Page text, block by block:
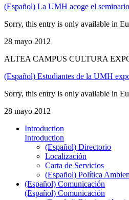
(Español) La UMH acoge el
Sorry, this entry is only available in
28 mayo 2012
ALTEA CAMPUS CULTURA
(Español) Estudiantes de la UMH
Sorry, this entry is only available in
28 mayo 2012
Introduction
Introduction
(Español) Directorio
Localización
Carta de Servicios
(Español) Política
(Español) Comunicación
(Español) Comunicación